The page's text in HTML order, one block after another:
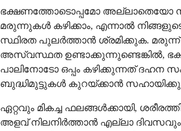
ഭക്ഷണത്തോടൊപ്പമോ അല്ലാതെയോ
മരുന്നുകൾ കഴിക്കാം, എന്നാൽ
സ്ഥിരത പുലർത്താൻ ശ്രമിക്കുക.
അസ്വസ്ഥത ഉണ്ടാക്കുന്നുണ്ടെങ്കിൽ,
പാലിനോടോ ഒപ്പം കഴിക്കുന്നത് ദഹന
ബുദ്ധിമുട്ടുകൾ കുറയ്ക്കാൻ
ഏറ്റവും മികച്ച ഫലങ്ങൾക്കായി,
അളവ് നിലനിർത്താൻ എല്ലാ